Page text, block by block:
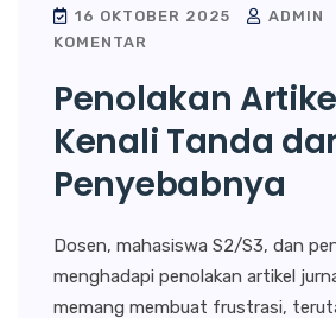
16 OKTOBER 2025 ADMIN
KOMENTAR
Penolakan
Kenali Tanda
Penyebabnya
Dosen, mahasiswa S2/S3, dan
menghadapi penolakan artikel
memang membuat frustrasi,